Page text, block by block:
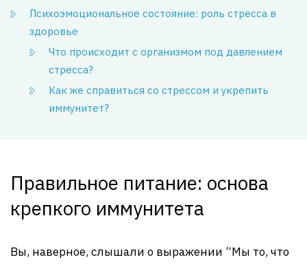
Психоэмоциональное состояние: роль стресса в
здоровье
Что происходит с организмом под давлением
стресса?
Как же справиться со стрессом и укрепить
иммунитет?
Правильное питание: основа
крепкого иммунитета
Вы, наверное, слышали о выражении “Мы то, что